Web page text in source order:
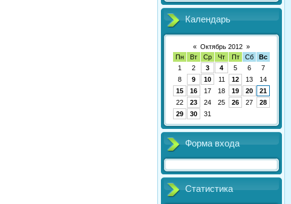
Календарь
« Октябрь 2012 »
Пн
Вт Ср Чт Пт Сб
Вс
1
2 3 4 5 6
7
8
9 10 11 12 13
14
15
16 17 18 19 20
21
22
23 24 25 26 27
28
29
30 31
Форма входа
Статистика